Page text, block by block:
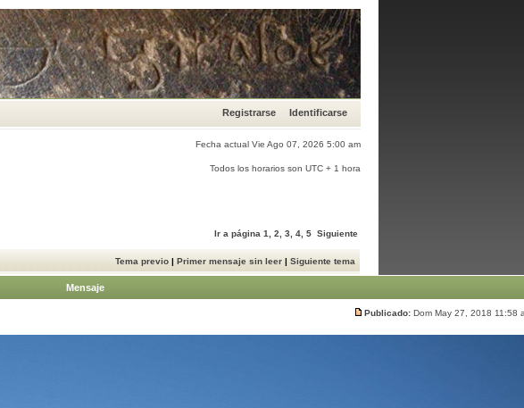
Registrarse Identificarse
Fecha actual Vie Ago 07, 2026 5:00 am
Todos los horarios son UTC + 1 hora
Ir a página 1 2 3 4 5 Siguiente
Tema previo | Primer mensaje sin leer | Siguiente tema
Mensaje
Publicado: Dom May 27, 2018 11:58